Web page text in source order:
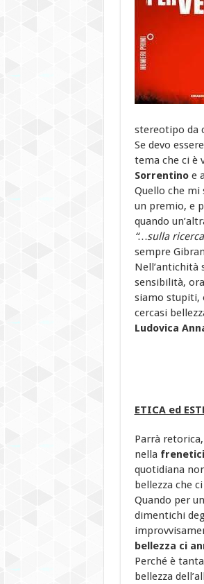
stereotipo da
Se devo
tema che ci è
Sorrentinoe
Quello che mi
un premio, e
quando
“…sulla
sempre
Nell’antichità
sensibilità,
siamo stupiti,
cercasi
Ludovica
ETICA ed
Parrà
nella
quotidiana
bellezza che
Quando per
dimentichi
bellezza ci
Perché è
bellezza